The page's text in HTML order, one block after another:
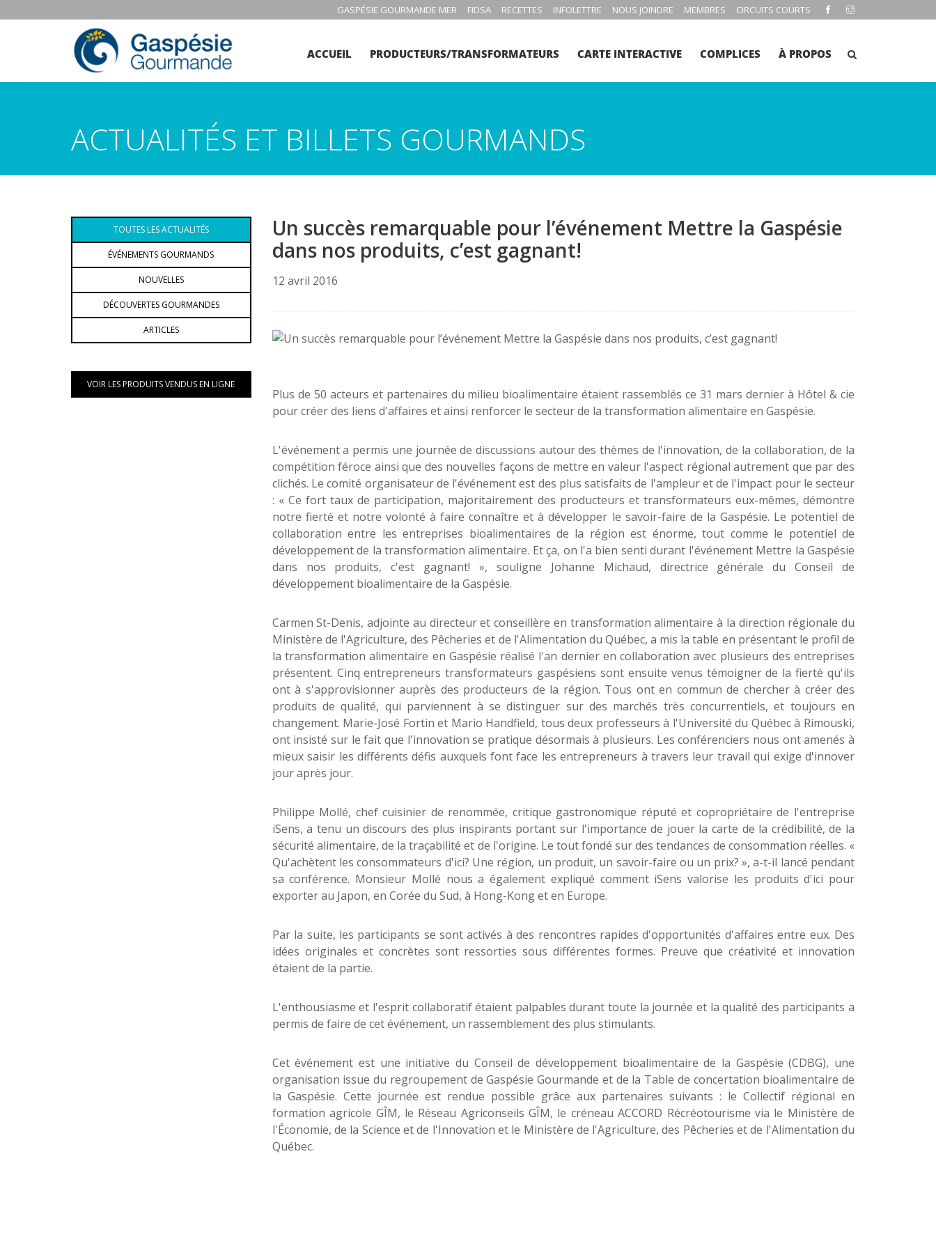
GASPÉSIE GOURMANDE MER FIDSA RECETTES INFOLETTRE NOUS JOINDRE MEMBRES CIRCUITS COURTS
ACCUEIL PRODUCTEURS/TRANSFORMATEURS CARTE INTERACTIVE COMPLICES À PROPOS
ACTUALITÉS ET BILLETS GOURMANDS
TOUTES LES ACTUALITÉS
ÉVÉNEMENTS GOURMANDS
NOUVELLES
DÉCOUVERTES GOURMANDES
ARTICLES
VOIR LES PRODUITS VENDUS EN LIGNE
Un succès remarquable pour l’événement Mettre la Gaspésie
dans nos produits, c’est gagnant!
12 avril 2016
Plus de 50 acteurs et partenaires du milieu bioalimentaire étaient rassemblés ce 31 mars dernier à Hôtel & cie
pour créer des liens d'affaires et ainsi renforcer le secteur de la transformation alimentaire en Gaspésie.
L'événement a permis une journée de discussions autour des thèmes de l'innovation, de la collaboration, de la
compétition féroce ainsi que des nouvelles façons de mettre en valeur l'aspect régional autrement que par des
clichés. Le comité organisateur de l'événement est des plus satisfaits de l'ampleur et de l'impact pour le secteur
: « Ce fort taux de participation, majoritairement des producteurs et transformateurs eux-mêmes, démontre
notre fierté et notre volonté à faire connaître et à développer le savoir-faire de la Gaspésie. Le potentiel de
collaboration entre les entreprises bioalimentaires de la région est énorme, tout comme le potentiel de
développement de la transformation alimentaire. Et ça, on l'a bien senti durant l'événement Mettre la Gaspésie
dans nos produits, c'est gagnant! », souligne Johanne Michaud, directrice générale du Conseil de
développement bioalimentaire de la Gaspésie.
Carmen St-Denis, adjointe au directeur et conseillère en transformation alimentaire à la direction régionale du
Ministère de l'Agriculture, des Pêcheries et de l'Alimentation du Québec, a mis la table en présentant le profil de
la transformation alimentaire en Gaspésie réalisé l'an dernier en collaboration avec plusieurs des entreprises
présentent. Cinq entrepreneurs transformateurs gaspésiens sont ensuite venus témoigner de la fierté qu'ils
ont à s'approvisionner auprès des producteurs de la région. Tous ont en commun de chercher à créer des
produits de qualité, qui parviennent à se distinguer sur des marchés très concurrentiels, et toujours en
changement. Marie-José Fortin et Mario Handfield, tous deux professeurs à l'Université du Québec à Rimouski,
ont insisté sur le fait que l'innovation se pratique désormais à plusieurs. Les conférenciers nous ont amenés à
mieux saisir les différents défis auxquels font face les entrepreneurs à travers leur travail qui exige d'innover
jour après jour.
Philippe Mollé, chef cuisinier de renommée, critique gastronomique réputé et copropriétaire de l'entreprise
iSens, a tenu un discours des plus inspirants portant sur l'importance de jouer la carte de la crédibilité, de la
sécurité alimentaire, de la traçabilité et de l'origine. Le tout fondé sur des tendances de consommation réelles. «
Qu'achètent les consommateurs d'ici? Une région, un produit, un savoir-faire ou un prix? », a-t-il lancé pendant
sa conférence. Monsieur Mollé nous a également expliqué comment iSens valorise les produits d'ici pour
exporter au Japon, en Corée du Sud, à Hong-Kong et en Europe.
Par la suite, les participants se sont activés à des rencontres rapides d'opportunités d'affaires entre eux. Des
idées originales et concrètes sont ressorties sous différentes formes. Preuve que créativité et innovation
étaient de la partie.
L'enthousiasme et l'esprit collaboratif étaient palpables durant toute la journée et la qualité des participants a
permis de faire de cet événement, un rassemblement des plus stimulants.
Cet événement est une initiative du Conseil de développement bioalimentaire de la Gaspésie (CDBG), une
organisation issue du regroupement de Gaspésie Gourmande et de la Table de concertation bioalimentaire de
la Gaspésie. Cette journée est rendue possible grâce aux partenaires suivants : le Collectif régional en
formation agricole GÎM, le Réseau Agriconseils GÎM, le créneau ACCORD Récréotourisme via le Ministère de
l'Économie, de la Science et de l'Innovation et le Ministère de l'Agriculture, des Pêcheries et de l'Alimentation du
Québec.